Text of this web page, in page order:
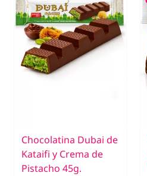
Chocolatina Dubai de
Kataifi y Crema de
Pistacho 45g.